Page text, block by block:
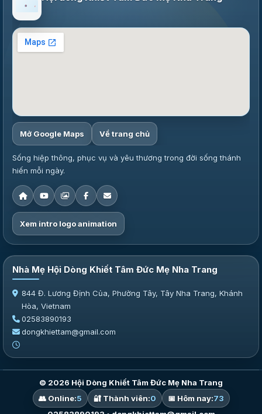
Mở Google Maps Về trang chủ
Sống hiệp thông, phục vụ và yêu thương trong đời sống thánh
hiến mỗi ngày.
Xem intro logo animation
Nhà Mẹ Hội Dòng Khiết Tâm Đức Mẹ Nha Trang
844 Đ. Lương Định Của, Phường Tây, Tây Nha Trang, Khánh
Hòa, Vietnam
02583890193
dongkhiettam@gmail.com
© 2026 Hội Dòng Khiết Tâm Đức Mẹ Nha Trang
👥 Online:5 🔐 Thành viên:0 📅 Hôm nay:73